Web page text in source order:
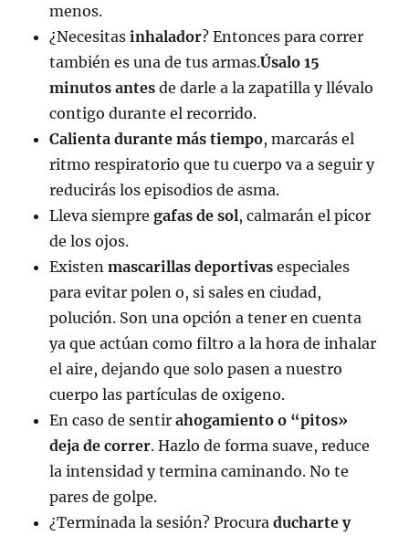
menos.
¿Necesitasinhalador? Entonces para correr
también es una de tus armas.Úsalo 15
minutos antes de darle a la zapatilla y llévalo
contigo durante el recorrido.
Calienta durante más tiempo, marcarás el
ritmo respiratorio que tu cuerpo va a seguir y
reducirás los episodios de asma.
Lleva siempregafas de sol, calmarán el picor
de los ojos.
Existenmascarillas deportivas especiales
para evitar polen o, si sales en ciudad,
polución. Son una opción a tener en cuenta
ya que actúan como filtro a la hora de inhalar
el aire, dejando que solo pasen a nuestro
cuerpo las partículas de oxigeno.
En caso de sentirahogamiento o “pitos»
deja de correr. Hazlo de forma suave, reduce
la intensidad y termina caminando. No te
pares de golpe.
¿Terminada la sesión? Procuraducharte y